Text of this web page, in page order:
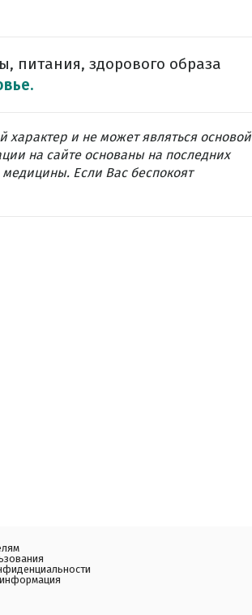
питания, здорового образа
и не может являться основой
на сайте основаны на последних
Если Вас беспокоят